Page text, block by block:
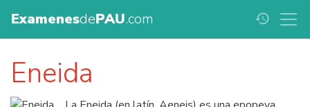
ExamenesdePAU.com history
Eneida